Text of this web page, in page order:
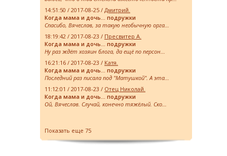
14:51:50 / 2017-08-25 / Дмитрий.
Когда мама и дочь… подружки
Спасибо, Вячеслав, за такую необычную орга...
18:19:42 / 2017-08-23 / Пресвитер А.
Когда мама и дочь… подружки
Ну раз ждёт хозяин блога, да ещё по персон...
16:21:16 / 2017-08-23 / Катя.
Когда мама и дочь… подружки
Последний раз писала под "Матушкой". А эта...
11:12:01 / 2017-08-23 / Отец Николай.
Когда мама и дочь… подружки
Ой, Вячеслав. Случай, конечно тяжёлый. Ско...
Показать еще 75